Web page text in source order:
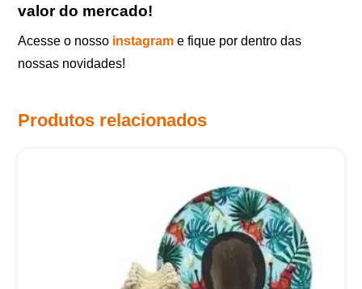
valor do mercado!
Acesse o nosso instagram e fique por dentro das
nossas novidades!
Produtos relacionados